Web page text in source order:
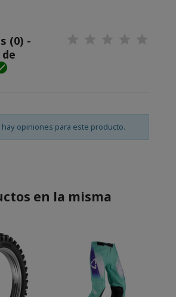
(0) -
hay opiniones para este producto.
en la misma